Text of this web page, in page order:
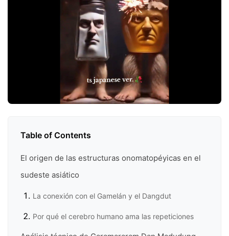
Table of Contents
El origen de las estructuras onomatopéyicas en el
sudeste asiático
La conexión con el Gamelán y el Dangdut
Por qué el cerebro humano ama las repeticiones